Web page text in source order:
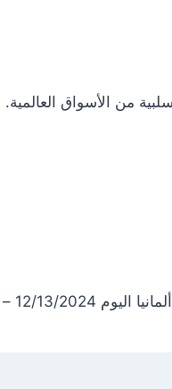
السوق وفرص الاستثمار